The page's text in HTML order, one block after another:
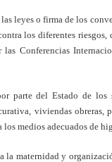
leyes o firma de los
los diferentes riesgos,
las Conferencias
parte del Estado de los
viviendas
los medios adecuados de
la maternidad y